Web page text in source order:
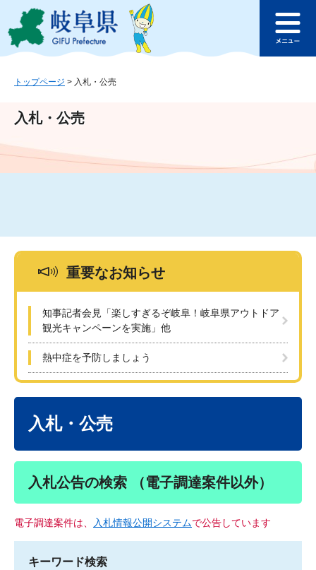
ジ
ュ
文
このページの本文へ
ュ
トップページ > 入札・公売
入札・公売
重要なお知らせ
知事記者会見「楽しすぎるぞ岐阜！岐阜県アウトドア
観光キャンペーンを実施」他
熱中症を予防しましょう
入札・公売
入札公告の検索 （電子調達案件以外）
電子調達案件は、 入札情報公開システムで公告しています
キーワード検索